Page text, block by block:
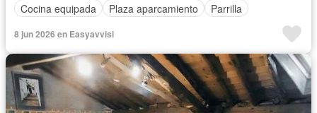
Cocina equipada
Plaza aparcamiento Parrilla
8 jun 2026 en Easyavvisi